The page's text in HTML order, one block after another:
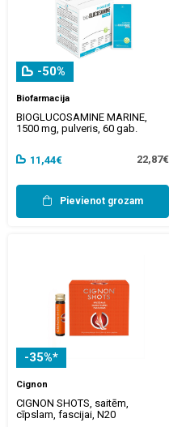
-50%
Biofarmacija
BIOGLUCOSAMINE MARINE,
1500 mg, pulveris, 60 gab.
11,44€ 22,87€
Pievienot grozam
-35%*
Cignon
CIGNON SHOTS, saitēm,
cīpslam, fascijai, N20